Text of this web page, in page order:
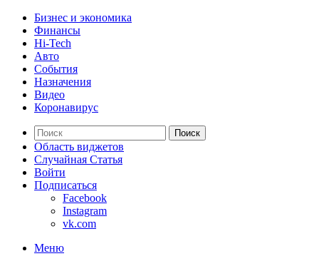
Бизнес и экономика
Финансы
Hi-Tech
Авто
События
Назначения
Видео
Коронавирус
Поиск
Область виджетов
Случайная Статья
Войти
Подписаться
Facebook
Instagram
vk.com
Меню